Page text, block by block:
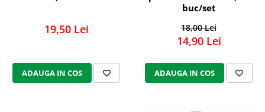
Organizatoare si cutii pentru scule
Antidaunatori si insecticide
19,50 Lei
ADAUGA IN COS
buc/set
18,00 Lei
14,90 Lei
ADAUGA IN COS